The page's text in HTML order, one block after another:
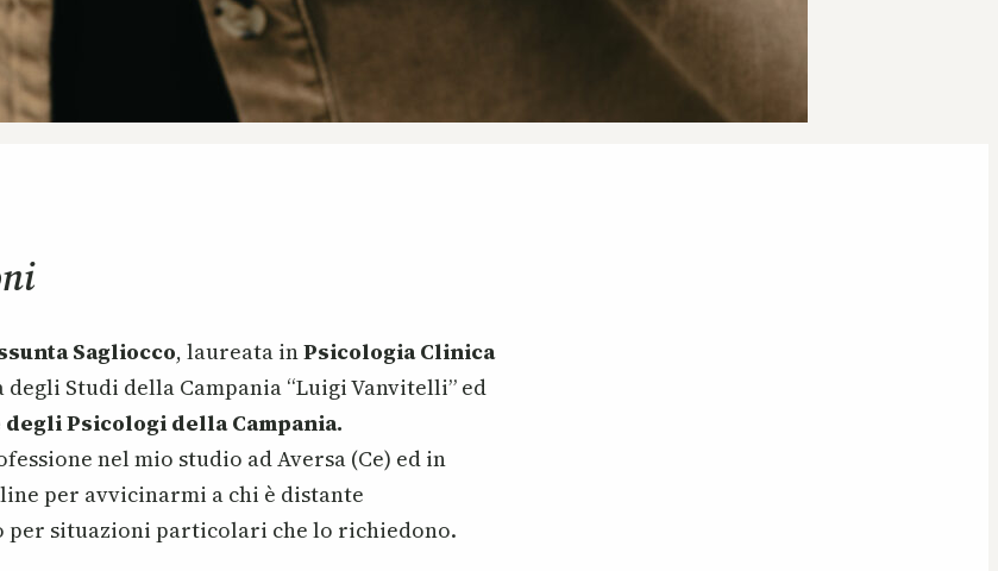
Sagliocco, laureata inPsicologia Clinica
degli Studi della Campania “Luigi Vanvitelli” ed
Psicologi della Campania.
nel mio studio ad Aversa (Ce) ed in
per avvicinarmi a chi è distante
per situazioni particolari che lo richiedono.